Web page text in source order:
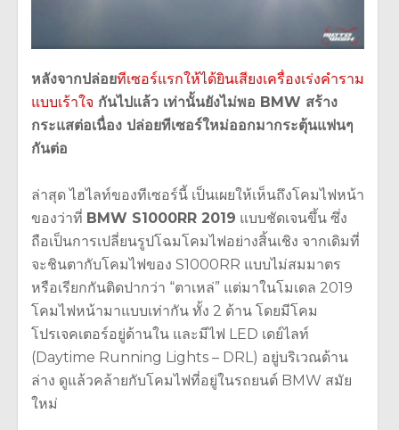
หลังจากปล่อยทีเซอร์แรกให้ได้ยินเสียงเครื่องเร่งคำราม
แบบเร้าใจ กันไปแล้ว เท่านั้นยังไม่พอ BMW สร้าง
กระแสต่อเนื่อง ปล่อยทีเซอร์ใหม่ออกมากระตุ้นแฟนๆ
กันต่อ
ล่าสุด ไฮไลท์ของทีเซอร์นี้ เป็นเผยให้เห็นถึงโคมไฟหน้า
ของว่าที่ BMW S1000RR 2019 แบบชัดเจนขึ้น ซึ่ง
ถือเป็นการเปลี่ยนรูปโฉมโคมไฟอย่างสิ้นเชิง จากเดิมที่
จะชินตากับโคมไฟของ S1000RR แบบไม่สมมาตร
หรือเรียกกันติดปากว่า “ตาเหล่” แต่มาในโมเดล 2019
โคมไฟหน้ามาแบบเท่ากัน ทั้ง 2 ด้าน โดยมีโคม
โปรเจคเตอร์อยู่ด้านใน และมีไฟ LED เดย์ไลท์
(Daytime Running Lights – DRL) อยู่บริเวณด้าน
ล่าง ดูแล้วคล้ายกับโคมไฟที่อยู่ในรถยนต์ BMW สมัย
ใหม่